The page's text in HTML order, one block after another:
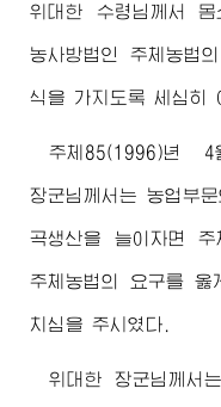
위대한 수령님께서 몸
농사방법인 주체농법
식을 가지도록 세심히
주체85(1996)년
장군님께서 는 농업부
곡생산을 늘이자면
주체농법의 요구를 옳
치심을 주시였다.
위대한 장군님께서